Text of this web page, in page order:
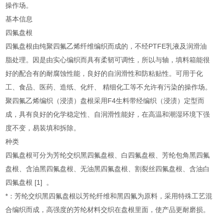
操作场。
基本信息
四氟盘根
四氟盘根由纯聚四氟乙烯纤维编织而成的，不经PTFE乳液及润滑油
脂处理。因是由实心编织而具有柔韧可调性，所以与轴，填料箱能很
好的配合有的耐腐蚀性能，良好的自润滑性和防粘贴性。可用于化
工、食品、医药、造纸、化纤、 精细化工等不允许有污染的操作场。
聚四氟乙烯编织（浸渍）盘根采用F4生料带经编织（浸渍）定型而
成，具有良好的化学稳定性、自润滑性能好，在高温和潮湿环境下强
度不变，易装填和拆除。
种类
四氟盘根可分为芳纶交织黑四氟盘根、白四氟盘根、芳纶包角黑四氟
盘根、含油黑四氟盘根、无油黑四氟盘根、割裂丝四氟盘根、含油白
四氟盘根 [1] 。
*：芳纶交织黑四氟盘根以芳纶纤维和黑四氟为原料，采用特殊工艺混
合编织而成，高强度的芳纶材料交织在盘根里面，使产品更耐磨损。